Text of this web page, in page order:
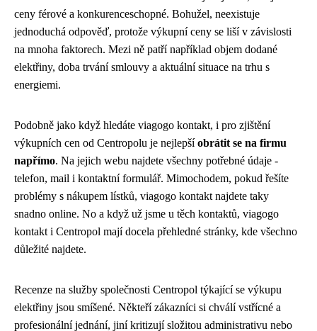
ceny férové a konkurenceschopné. Bohužel, neexistuje
jednoduchá odpověď, protože výkupní ceny se liší v závislosti
na mnoha faktorech. Mezi ně patří například objem dodané
elektřiny, doba trvání smlouvy a aktuální situace na trhu s
energiemi.
Podobně jako když hledáte viagogo kontakt, i pro zjištění
výkupních cen od Centropolu je nejlepšíobrátit se na firmu
napřímo. Na jejich webu najdete všechny potřebné údaje -
telefon, mail i kontaktní formulář. Mimochodem, pokud řešíte
problémy s nákupem lístků, viagogo kontakt najdete taky
snadno online. No a když už jsme u těch kontaktů, viagogo
kontakt i Centropol mají docela přehledné stránky, kde všechno
důležité najdete.
Recenze na služby společnosti Centropol týkající se výkupu
elektřiny jsou smíšené. Někteří zákazníci si chválí vstřícné a
profesionální jednání, jiní kritizují složitou administrativu nebo